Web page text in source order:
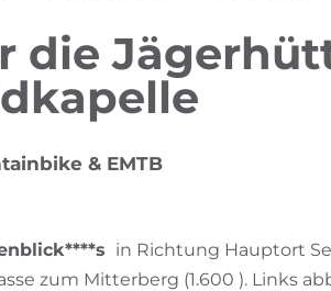
die
& EMTB
in Richtung Hauptort
zum Mitterberg (1.600 ). Links